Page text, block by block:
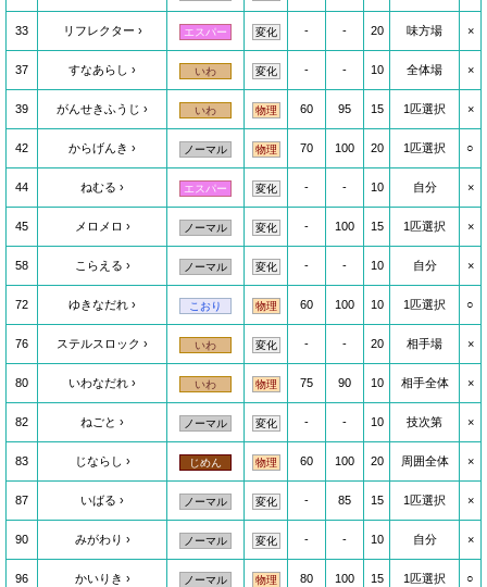
33 リフレクター エスパー 変化 - - 20 味方場 ×
37 すなあらし いわ 変化 - - 10 全体場 ×
39 がんせきふうじ いわ 物理 60 95 15 1匹選択 ×
42 からげんき ノーマル 物理 70 100 20 1匹選択 ○
44 ねむる エスパー 変化 - - 10 自分 ×
45 メロメロ ノーマル 変化 - 100 15 1匹選択 ×
58 こらえる ノーマル 変化 - - 10 自分 ×
72 ゆきなだれ こおり 物理 60 100 10 1匹選択 ○
76 ステルスロック いわ 変化 - - 20 相手場 ×
80 いわなだれ いわ 物理 75 90 10 相手全体 ×
82 ねごと ノーマル 変化 - - 10 技次第 ×
83 じならし じめん 物理 60 100 20 周囲全体 ×
87 いばる ノーマル 変化 - 85 15 1匹選択 ×
90 みがわり ノーマル 変化 - - 10 自分 ×
96 かいりき ノーマル 物理 80 100 15 1匹選択 ○